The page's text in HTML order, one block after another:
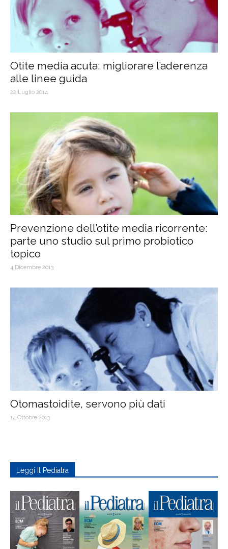
Otite media acuta: migliorare l’aderenza
alle linee guida
22 Luglio 2014
Prevenzione dell’otite media ricorrente:
parte uno studio sul primo probiotico
topico
4 Dicembre 2013
Otomastoidite, servono più dati
14 Ottobre 2013
Leggi Il Pediatra